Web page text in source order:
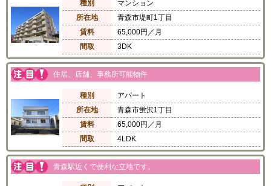
種別
マンション
所在地
青森市堤町1丁目
賃料
65,000円／月
間取
3DK
住居、店舗、事務所可能物件
種別
アパート
所在地
青森市蛍沢1丁目
賃料
65,000円／月
間取
4LDK
青森駅近くで便利な立地です。